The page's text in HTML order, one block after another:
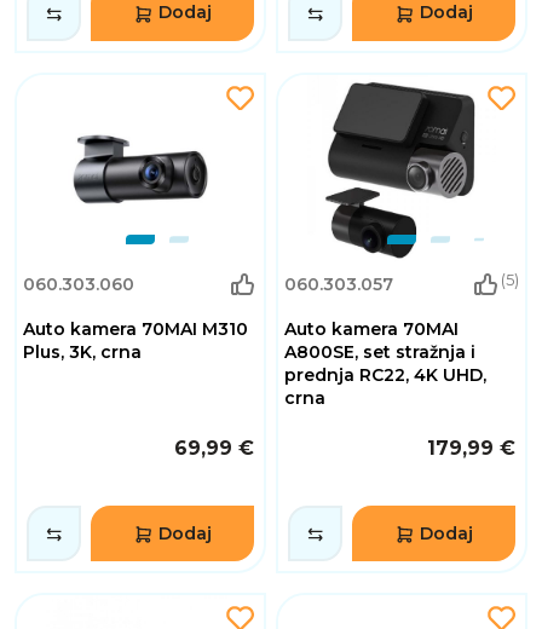
Dodaj Dodaj
060.303.060
Auto kamera 70MAI M310
Plus, 3K, crna
69,99 €
Dodaj
060.303.057 (5)
Auto kamera 70MAI
A800SE, set stražnja i
prednja RC22, 4K UHD,
crna
179,99 €
Dodaj